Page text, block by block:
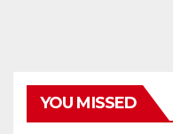
YOU MISSED